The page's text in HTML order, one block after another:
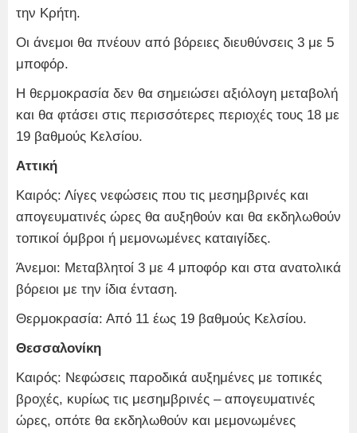
την Κρήτη.
Οι άνεμοι θα πνέουν από βόρειες διευθύνσεις 3 με 5
μποφόρ.
Η θερμοκρασία δεν θα σημειώσει αξιόλογη μεταβολή
και θα φτάσει στις περισσότερες περιοχές τους 18 με
19 βαθμούς Κελσίου.
Αττική
Καιρός: Λίγες νεφώσεις που τις μεσημβρινές και
απογευματινές ώρες θα αυξηθούν και θα εκδηλωθούν
τοπικοί όμβροι ή μεμονωμένες καταιγίδες.
Άνεμοι: Μεταβλητοί 3 με 4 μποφόρ και στα ανατολικά
βόρειοι με την ίδια ένταση.
Θερμοκρασία: Από 11 έως 19 βαθμούς Κελσίου.
Θεσσαλονίκη
Καιρός: Νεφώσεις παροδικά αυξημένες με τοπικές
βροχές, κυρίως τις μεσημβρινές – απογευματινές
ώρες, οπότε θα εκδηλωθούν και μεμονωμένες